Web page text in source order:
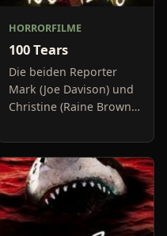
HORRORFILME
100 Tears
Die beiden Reporter
Mark (Joe Davison) und
Christine (Raine Brown)
auf belanglose
Boulevard-Meldungen
und befassen sich
neuerdings mit Se